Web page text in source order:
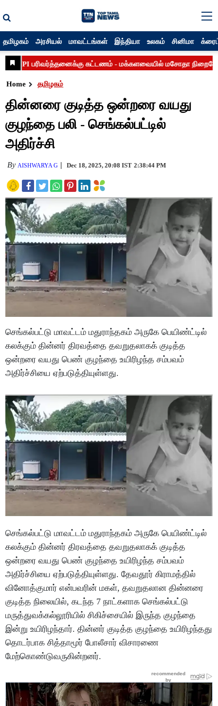
தமிழகம் அரசியல் மாவட்டங்கள் இந்தியா உலகம் சினிமா
Home தமிழகம்
தின்னரை குடித்த ஒன்றரை வயது
குழந்தை பலி - செங்கல்பட்டில்
அதிர்ச்சி
By AISHWARYA G Dec 18, 2025, 20:08 IST 2:38:44 PM
செங்கல்பட்டு மாவட்டம் மதுராந்தகம் அருகே பெயிண்ட்டில்
கலக்கும் தின்னர் திரவத்தை தவறுதலாகக் குடித்த
ஒன்றரை வயது பெண் குழந்தை உயிரிழந்த சம்பவம்
அதிர்ச்சியை ஏற்படுத்தியுள்ளது.
செங்கல்பட்டு மாவட்டம் மதுராந்தகம் அருகே பெயிண்ட்டில்
கலக்கும் தின்னர் திரவத்தை தவறுதலாகக் குடித்த
ஒன்றரை வயது பெண் குழந்தை உயிரிழந்த சம்பவம்
அதிர்ச்சியை ஏற்படுத்தியுள்ளது. தேவதூர் கிராமத்தில்
வினோத்குமார் என்பவரின் மகள், தவறுதலான தின்னரை
குடித்த நிலையில், கடந்த 7 நாட்களாக செங்கல்பட்டு
மருத்துவக்கல்லூரியில் சிகிச்சையில் இருந்த குழந்தை
இன்று உயிரிழந்தார். தின்னர் குடித்த குழந்தை உயிரிழந்தது
தொடர்பாக சித்தாமூர் போலீசார் விசாரணை
மேற்கொண்டுவருகின்றனர்.